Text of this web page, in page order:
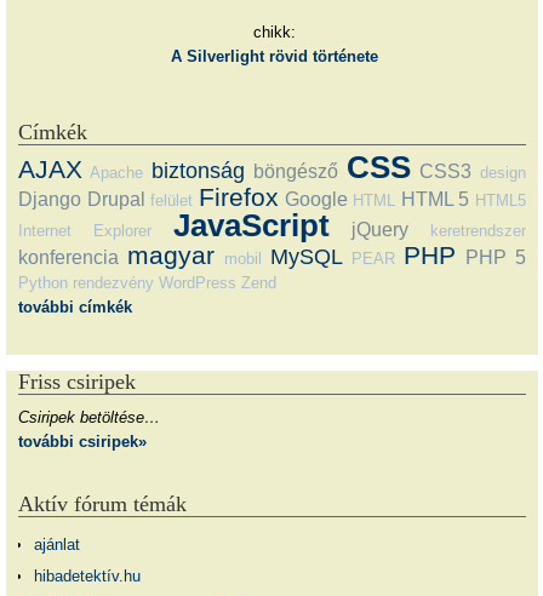
chikk:
A Silverlight rövid története
Címkék
AJAX Apache biztonság böngésző CSS CSS3 design
Django Drupal felület Firefox Google HTML HTML 5 HTML5
Internet Explorer
JavaScript jQuery keretrendszer
konferencia magyar mobil MySQL PEAR PHP PHP 5
Python rendezvény WordPress Zend
további címkék
Friss csiripek
Csiripek betöltése…
további csiripek»
Aktív fórum témák
ajánlat
hibadetektív.hu